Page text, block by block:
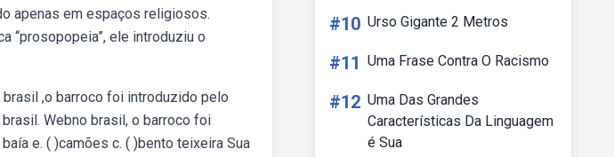
apenas em espaços religiosos.
“prosopopeia”, ele introduziu o
,o barroco foi introduzido pelo
Webno brasil, o barroco foi
e. ( )camões c. ( )bento teixeira Sua
#10 Urso Gigante 2 Metros
#11 Uma Frase Contra O Racismo
#12 Uma Das Grandes
Características Da Linguagem
é Sua